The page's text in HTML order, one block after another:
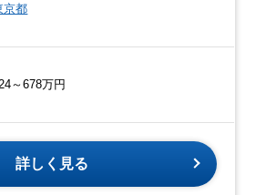
京都
～678万円
詳しく見る